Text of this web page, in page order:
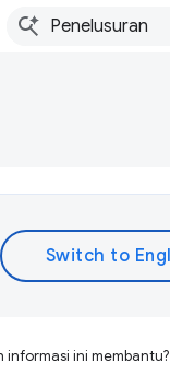
informasi ini membantu?